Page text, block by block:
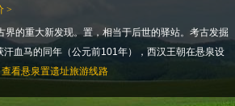
>
界的重大新发现。置，相当于后世的驿站。考古发掘
汗血马的同年（公元前101年），西汉王朝在悬泉设
查看悬泉置遗址旅游线路